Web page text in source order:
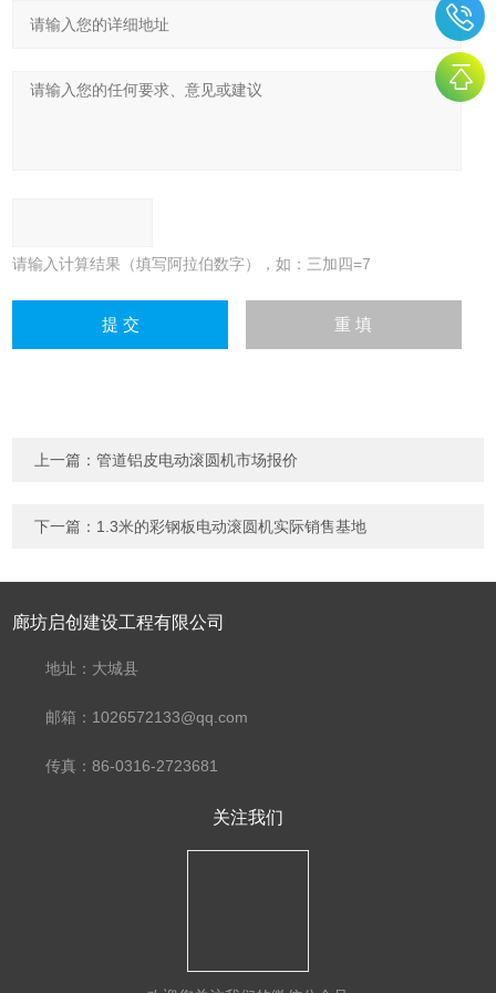
请输入计算结果（填写阿拉伯数字），如：三加四=7
上一篇：管道铝皮电动滚圆机市场报价
下一篇： 1.3米的彩钢板电动滚圆机实际销售基地
廊坊启创建设工程有限公司
地址：大城县
邮箱：1026572133@qq.com
传真：86-0316-2723681
关注我们